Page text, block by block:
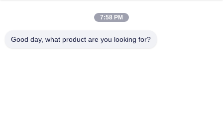
7:58 PM
Good day, what product are you looking for?